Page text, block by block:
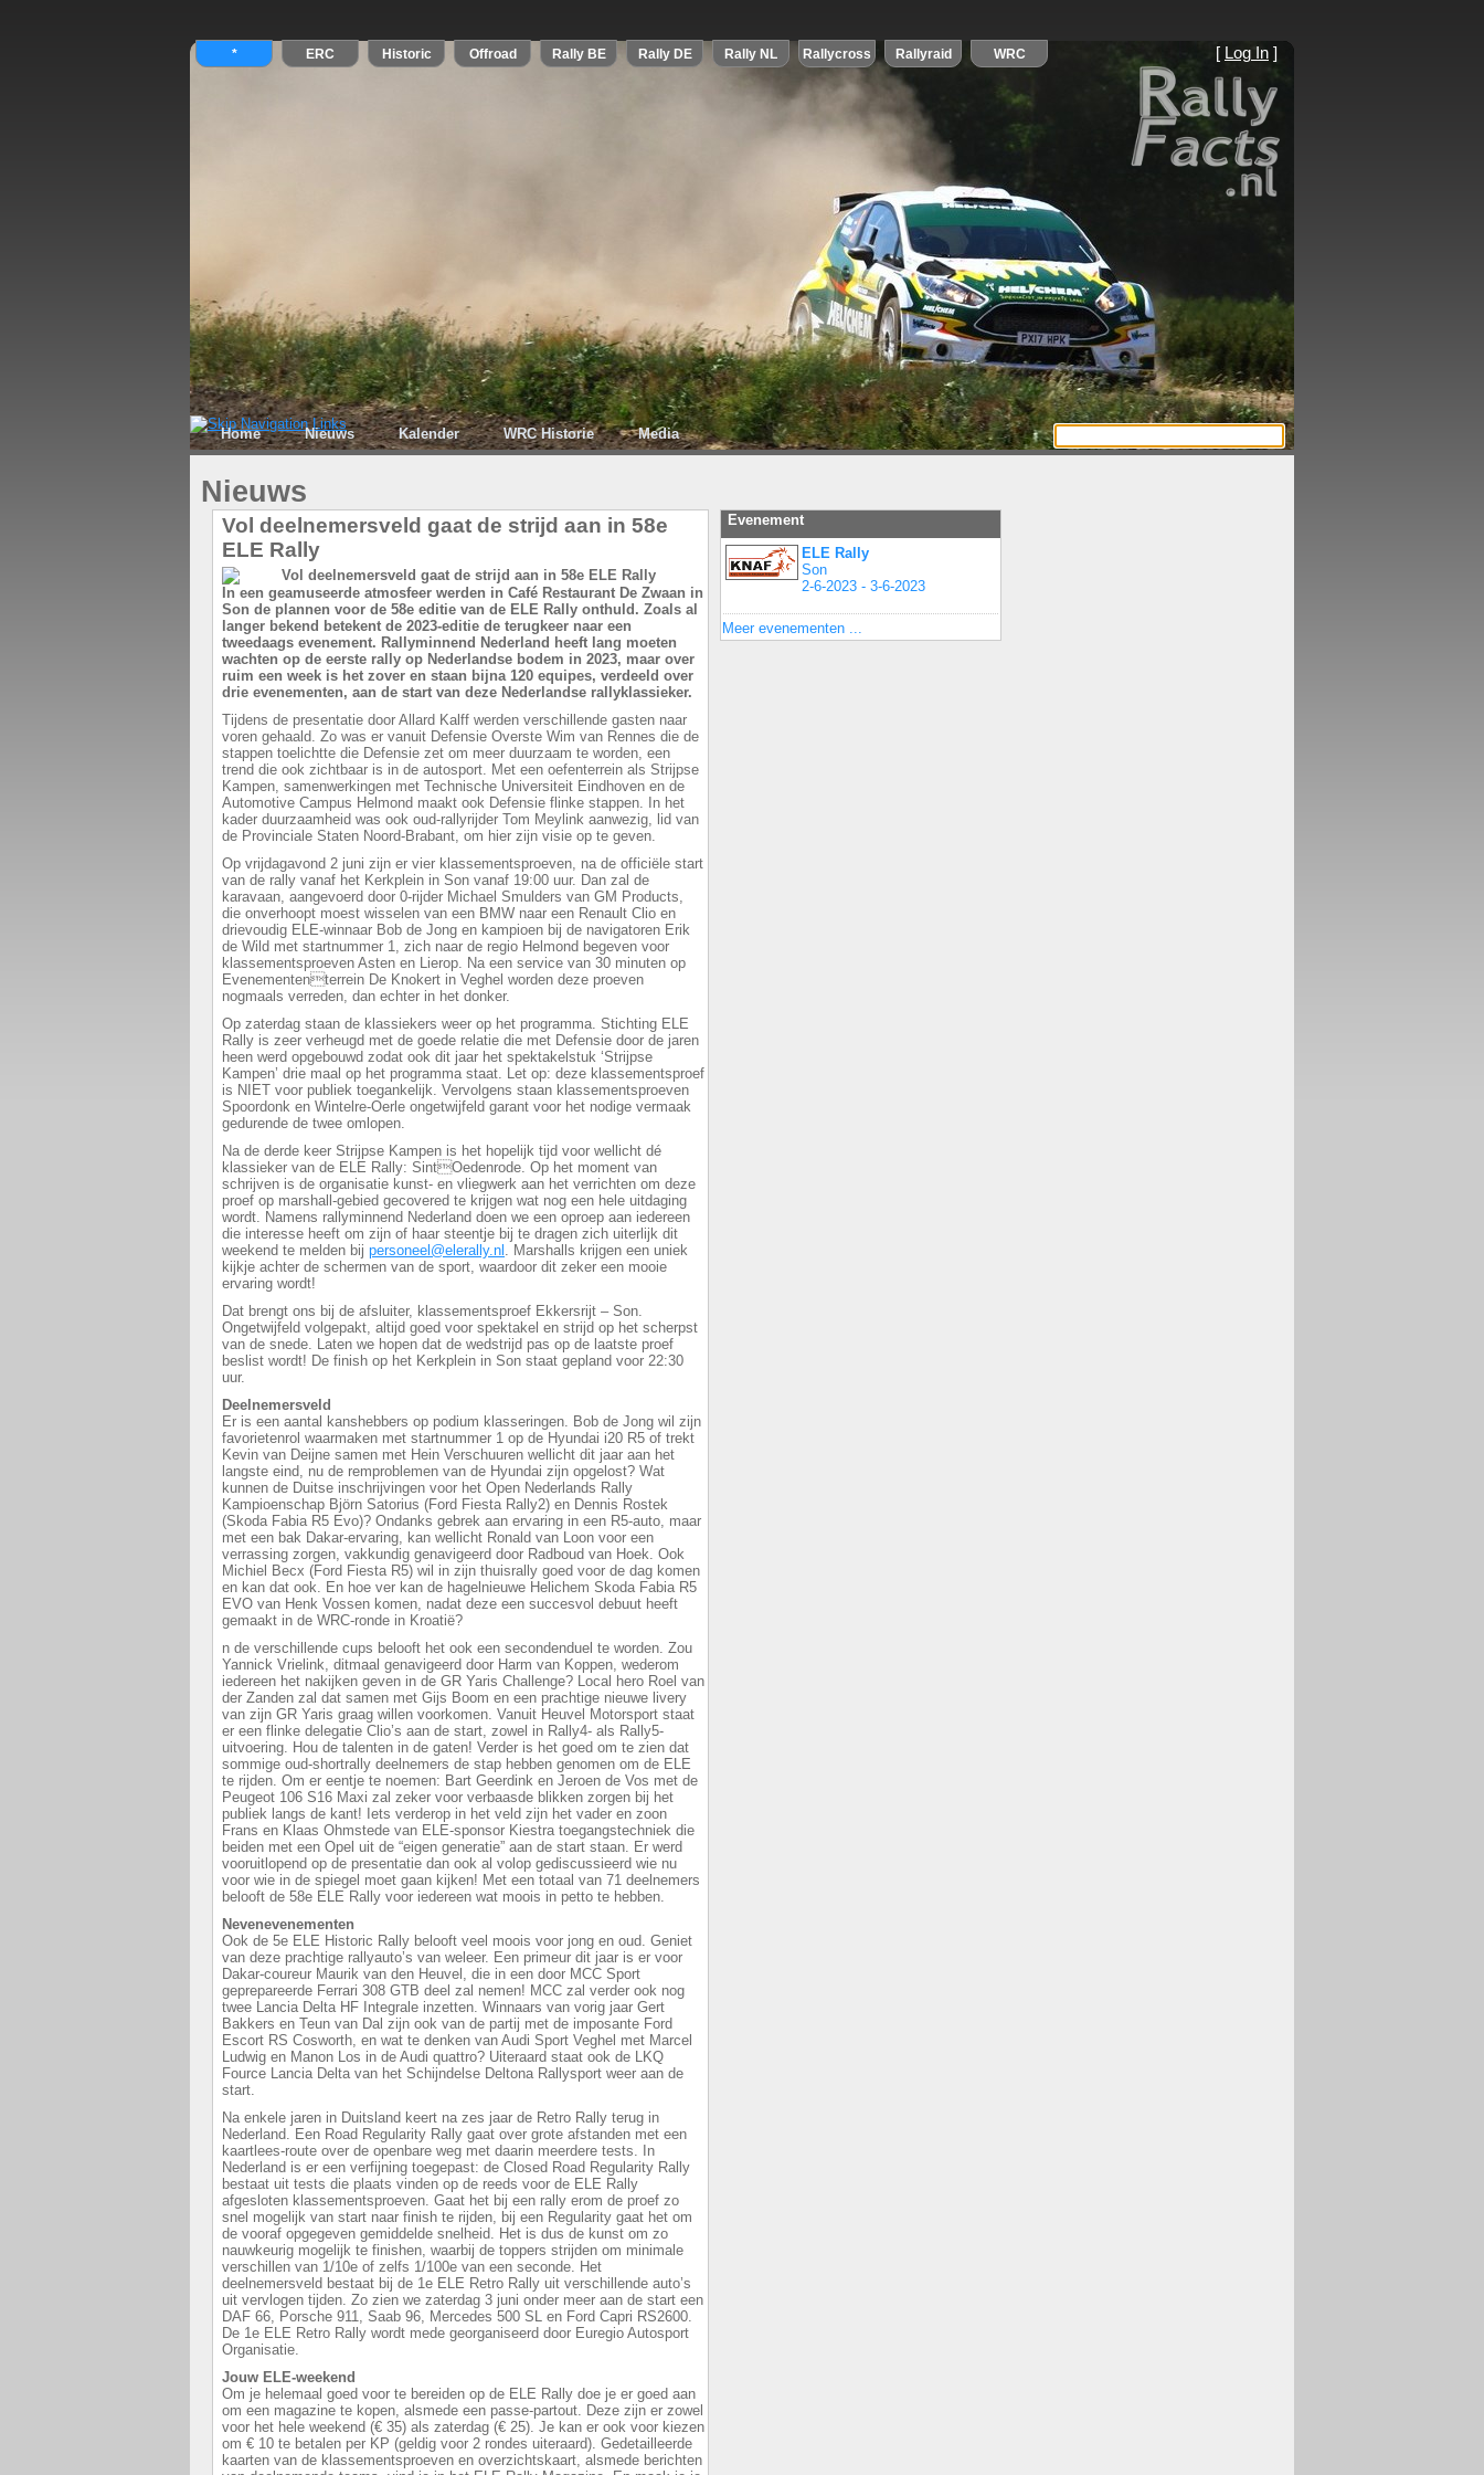
[ Log In ]
Home Nieuws Kalender WRC Historie Media
Nieuws
Vol deelnemersveld gaat de strijd aan in 58e
ELE Rally
In een geamuseerde atmosfeer werden in Café Restaurant De Zwaan in
Son de plannen voor de 58e editie van de ELE Rally onthuld. Zoals al
langer bekend betekent de 2023-editie de terugkeer naar een
tweedaags evenement. Rallyminnend Nederland heeft lang moeten
wachten op de eerste rally op Nederlandse bodem in 2023, maar over
ruim een week is het zover en staan bijna 120 equipes, verdeeld over
drie evenementen, aan de start van deze Nederlandse rallyklassieker.
Tijdens de presentatie door Allard Kalff werden verschillende gasten naar
voren gehaald. Zo was er vanuit Defensie Overste Wim van Rennes die de
stappen toelichtte die Defensie zet om meer duurzaam te worden, een
trend die ook zichtbaar is in de autosport. Met een oefenterrein als Strijpse
Kampen, samenwerkingen met Technische Universiteit Eindhoven en de
Automotive Campus Helmond maakt ook Defensie flinke stappen. In het
kader duurzaamheid was ook oud-rallyrijder Tom Meylink aanwezig, lid van
de Provinciale Staten Noord-Brabant, om hier zijn visie op te geven.
Op vrijdagavond 2 juni zijn er vier klassementsproeven, na de officiële start
van de rally vanaf het Kerkplein in Son vanaf 19:00 uur. Dan zal de
karavaan, aangevoerd door 0-rijder Michael Smulders van GM Products,
die onverhoopt moest wisselen van een BMW naar een Renault Clio en
drievoudig ELE-winnaar Bob de Jong en kampioen bij de navigatoren Erik
de Wild met startnummer 1, zich naar de regio Helmond begeven voor
klassementsproeven Asten en Lierop. Na een service van 30 minuten op
Evenemententerrein De Knokert in Veghel worden deze proeven
nogmaals verreden, dan echter in het donker.
Op zaterdag staan de klassiekers weer op het programma. Stichting ELE
Rally is zeer verheugd met de goede relatie die met Defensie door de jaren
heen werd opgebouwd zodat ook dit jaar het spektakelstuk ‘Strijpse
Kampen’ drie maal op het programma staat. Let op: deze klassementsproef
is NIET voor publiek toegankelijk. Vervolgens staan klassementsproeven
Spoordonk en Wintelre-Oerle ongetwijfeld garant voor het nodige vermaak
gedurende de twee omlopen.
Na de derde keer Strijpse Kampen is het hopelijk tijd voor wellicht dé
klassieker van de ELE Rally: SintOedenrode. Op het moment van
schrijven is de organisatie kunst- en vliegwerk aan het verrichten om deze
proef op marshall-gebied gecovered te krijgen wat nog een hele uitdaging
wordt. Namens rallyminnend Nederland doen we een oproep aan iedereen
die interesse heeft om zijn of haar steentje bij te dragen zich uiterlijk dit
weekend te melden bij personeel@elerally.nl
. Marshalls krijgen een uniek
kijkje achter de schermen van de sport, waardoor dit zeker een mooie
ervaring wordt!
Dat brengt ons bij de afsluiter, klassementsproef Ekkersrijt – Son.
Ongetwijfeld volgepakt, altijd goed voor spektakel en strijd op het scherpst
van de snede. Laten we hopen dat de wedstrijd pas op de laatste proef
beslist wordt! De finish op het Kerkplein in Son staat gepland voor 22:30
uur.
Deelnemersveld
Er is een aantal kanshebbers op podium klasseringen. Bob de Jong wil zijn
favorietenrol waarmaken met startnummer 1 op de Hyundai i20 R5 of trekt
Kevin van Deijne samen met Hein Verschuuren wellicht dit jaar aan het
langste eind, nu de remproblemen van de Hyundai zijn opgelost? Wat
kunnen de Duitse inschrijvingen voor het Open Nederlands Rally
Kampioenschap Björn Satorius (Ford Fiesta Rally2) en Dennis Rostek
(Skoda Fabia R5 Evo)? Ondanks gebrek aan ervaring in een R5-auto, maar
met een bak Dakar-ervaring, kan wellicht Ronald van Loon voor een
verrassing zorgen, vakkundig genavigeerd door Radboud van Hoek. Ook
Michiel Becx (Ford Fiesta R5) wil in zijn thuisrally goed voor de dag komen
en kan dat ook. En hoe ver kan de hagelnieuwe Helichem Skoda Fabia R5
EVO van Henk Vossen komen, nadat deze een succesvol debuut heeft
gemaakt in de WRC-ronde in Kroatië?
n de verschillende cups belooft het ook een secondenduel te worden. Zou
Yannick Vrielink, ditmaal genavigeerd door Harm van Koppen, wederom
iedereen het nakijken geven in de GR Yaris Challenge? Local hero Roel van
der Zanden zal dat samen met Gijs Boom en een prachtige nieuwe livery
van zijn GR Yaris graag willen voorkomen. Vanuit Heuvel Motorsport staat
er een flinke delegatie Clio’s aan de start, zowel in Rally4- als Rally5-
uitvoering. Hou de talenten in de gaten! Verder is het goed om te zien dat
sommige oud-shortrally deelnemers de stap hebben genomen om de ELE
te rijden. Om er eentje te noemen: Bart Geerdink en Jeroen de Vos met de
Peugeot 106 S16 Maxi zal zeker voor verbaasde blikken zorgen bij het
publiek langs de kant! Iets verderop in het veld zijn het vader en zoon
Frans en Klaas Ohmstede van ELE-sponsor Kiestra toegangstechniek die
beiden met een Opel uit de “eigen generatie” aan de start staan. Er werd
vooruitlopend op de presentatie dan ook al volop gediscussieerd wie nu
voor wie in de spiegel moet gaan kijken! Met een totaal van 71 deelnemers
belooft de 58e ELE Rally voor iedereen wat moois in petto te hebben.
Nevenevenementen
Ook de 5e ELE Historic Rally belooft veel moois voor jong en oud. Geniet
van deze prachtige rallyauto’s van weleer. Een primeur dit jaar is er voor
Dakar-coureur Maurik van den Heuvel, die in een door MCC Sport
geprepareerde Ferrari 308 GTB deel zal nemen! MCC zal verder ook nog
twee Lancia Delta HF Integrale inzetten. Winnaars van vorig jaar Gert
Bakkers en Teun van Dal zijn ook van de partij met de imposante Ford
Escort RS Cosworth, en wat te denken van Audi Sport Veghel met Marcel
Ludwig en Manon Los in de Audi quattro? Uiteraard staat ook de LKQ
Fource Lancia Delta van het Schijndelse Deltona Rallysport weer aan de
start.
Na enkele jaren in Duitsland keert na zes jaar de Retro Rally terug in
Nederland. Een Road Regularity Rally gaat over grote afstanden met een
kaartlees-route over de openbare weg met daarin meerdere tests. In
Nederland is er een verfijning toegepast: de Closed Road Regularity Rally
bestaat uit tests die plaats vinden op de reeds voor de ELE Rally
afgesloten klassementsproeven. Gaat het bij een rally erom de proef zo
snel mogelijk van start naar finish te rijden, bij een Regularity gaat het om
de vooraf opgegeven gemiddelde snelheid. Het is dus de kunst om zo
nauwkeurig mogelijk te finishen, waarbij de toppers strijden om minimale
verschillen van 1/10e of zelfs 1/100e van een seconde. Het
deelnemersveld bestaat bij de 1e ELE Retro Rally uit verschillende auto’s
uit vervlogen tijden. Zo zien we zaterdag 3 juni onder meer aan de start een
DAF 66, Porsche 911, Saab 96, Mercedes 500 SL en Ford Capri RS2600.
De 1e ELE Retro Rally wordt mede georganiseerd door Euregio Autosport
Organisatie.
Jouw ELE-weekend
Om je helemaal goed voor te bereiden op de ELE Rally doe je er goed aan
om een magazine te kopen, alsmede een passe-partout. Deze zijn er zowel
voor het hele weekend (€ 35) als zaterdag (€ 25). Je kan er ook voor kiezen
om € 10 te betalen per KP (geldig voor 2 rondes uiteraard). Gedetailleerde
kaarten van de klassementsproeven en overzichtskaart, alsmede berichten
Evenement
ELE Rally
Son
2-6-2023 - 3-6-2023
Meer evenementen ...